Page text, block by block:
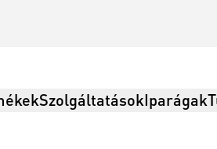
SzolgáltatásokIparágak